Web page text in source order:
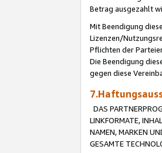
Betrag ausgezahlt
Mit Beendigung
Lizenzen/
Pflichten der
Die Beendigung
gegen diese
DAS
LINKFORMATE,
NAMEN, MARKEN
GESAMTE